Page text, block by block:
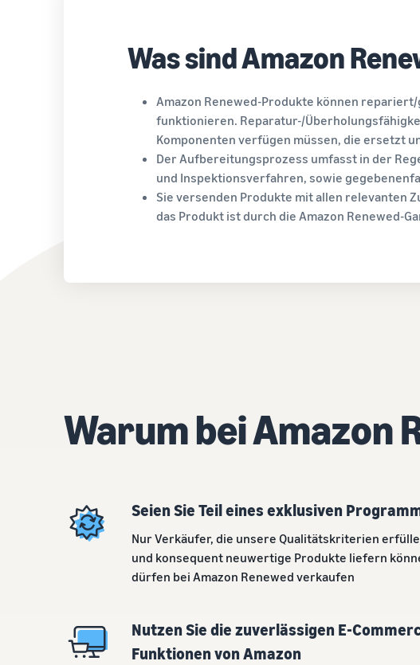
Was sind Amazon
Amazon Renewed-Produkte können
funktionieren. Reparatur-/
Komponenten verfügen müssen, die ersetzt
Der Aufbereitungsprozess umfasst in der
und Inspektionsverfahren, sowie
Sie versenden Produkte mit allen relevanten
das Produkt ist durch die Amazon Renewed-
Warum bei Amazon
Seien Sie Teil eines exklusiven
Nur Verkäufer, die unsere Qualitätskriterien
und konsequent neuwertige Produkte liefern
dürfen bei Amazon Renewed verkaufen
Nutzen Sie die zuverlässigen E-
Funktionen von Amazon